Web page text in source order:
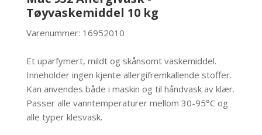
Tøyvaskemiddel 10 kg
Varenummer: 16952010
Et uparfymert, mildt og skånsomt vaskemiddel.
Inneholder ingen kjente allergifremkallende stoffer.
Kan anvendes både i maskin og til håndvask av klær.
Passer alle vanntemperaturer mellom 30-95°C og
alle typer klesvask.